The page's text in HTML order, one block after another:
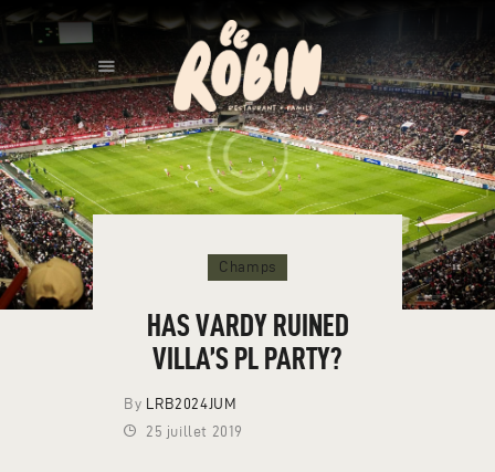
ACCUEIL
Champs
HAS VARDY RUINED
VILLA’S PL PARTY?
By LRB2024JUM
25 juillet 2019